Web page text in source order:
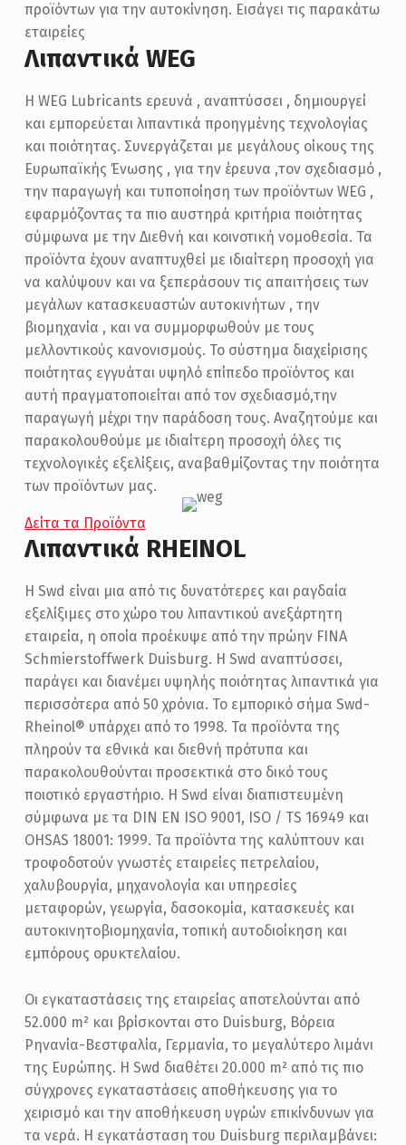
προϊόντων για την αυτοκίνηση. Εισάγει τις παρακάτω
εταιρείες
Λιπαντικά WEG
Η WEG Lubricants ερευνά , αναπτύσσει , δημιουργεί
και εμπορεύεται λιπαντικά προηγμένης τεχνολογίας
και ποιότητας. Συνεργάζεται με μεγάλους οίκους της
Ευρωπαϊκής Ένωσης , για την έρευνα ,τον σχεδιασμό ,
την παραγωγή και τυποποίηση των προϊόντων WEG ,
εφαρμόζοντας τα πιο αυστηρά κριτήρια ποιότητας
σύμφωνα με την Διεθνή και κοινοτική νομοθεσία. Τα
προϊόντα έχουν αναπτυχθεί με ιδιαίτερη προσοχή για
να καλύψουν και να ξεπεράσουν τις απαιτήσεις των
μεγάλων κατασκευαστών αυτοκινήτων , την
βιομηχανία , και να συμμορφωθούν με τους
μελλοντικούς κανονισμούς. Το σύστημα διαχείρισης
ποιότητας εγγυάται υψηλό επίπεδο προϊόντος και
αυτή πραγματοποιείται από τον σχεδιασμό,την
παραγωγή μέχρι την παράδοση τους. Αναζητούμε και
παρακολουθούμε με ιδιαίτερη προσοχή όλες τις
τεχνολογικές εξελίξεις, αναβαθμίζοντας την ποιότητα
των προϊόντων μας.
Δείτα τα Προϊόντα
Λιπαντικά RHEINOL
Η Swd είναι μια από τις δυνατότερες και ραγδαία
εξελίξιμες στο χώρο του λιπαντικού ανεξάρτητη
εταιρεία, η οποία προέκυψε από την πρώην FINA
Schmierstoffwerk Duisburg. Η Swd αναπτύσσει,
παράγει και διανέμει υψηλής ποιότητας λιπαντικά για
περισσότερα από 50 χρόνια. Το εμπορικό σήμα Swd-
Rheinol® υπάρχει από το 1998. Τα προϊόντα της
πληρούν τα εθνικά και διεθνή πρότυπα και
παρακολουθούνται προσεκτικά στο δικό τους
ποιοτικό εργαστήριο. Η Swd είναι διαπιστευμένη
σύμφωνα με τα DIN EN ISO 9001, ISO / TS 16949 και
OHSAS 18001: 1999. Τα προϊόντα της καλύπτουν και
τροφοδοτούν γνωστές εταιρείες πετρελαίου,
χαλυβουργία, μηχανολογία και υπηρεσίες
μεταφορών, γεωργία, δασοκομία, κατασκευές και
αυτοκινητοβιομηχανία, τοπική αυτοδιοίκηση και
εμπόρους ορυκτελαίου.
Οι εγκαταστάσεις της εταιρείας αποτελούνται από
52.000 m² και βρίσκονται στο Duisburg, Βόρεια
Ρηνανία-Βεστφαλία, Γερμανία, το μεγαλύτερο λιμάνι
της Ευρώπης. Η Swd διαθέτει 20.000 m² από τις πιο
σύγχρονες εγκαταστάσεις αποθήκευσης για το
χειρισμό και την αποθήκευση υγρών επικίνδυνων για
τα νερά. Η εγκατάσταση του Duisburg περιλαμβάνει: